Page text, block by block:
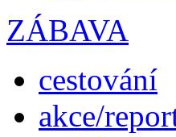
ZÁBAVA
cestování
akce/